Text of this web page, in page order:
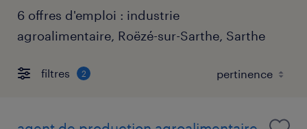
6 offres d'emploi : industrie
agroalimentaire, Roëzé-sur-Sarthe, Sarthe
filtres 2